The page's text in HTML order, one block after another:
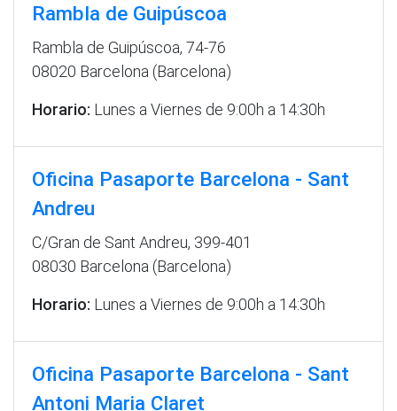
Rambla de Guipúscoa
Rambla de Guipúscoa, 74-76
08020 Barcelona (Barcelona)
Horario: Lunes a Viernes de 9:00h a 14:30h
Oficina Pasaporte Barcelona - Sant
Andreu
C/Gran de Sant Andreu, 399-401
08030 Barcelona (Barcelona)
Horario: Lunes a Viernes de 9:00h a 14:30h
Oficina Pasaporte Barcelona - Sant
Antoni Maria Claret